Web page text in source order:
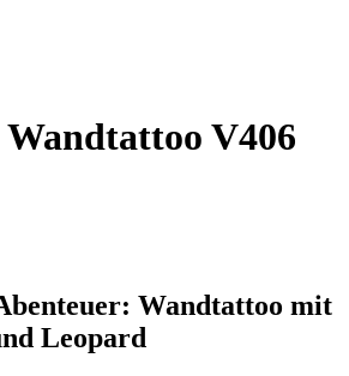
V406
Wandtattoo mit
Leopard